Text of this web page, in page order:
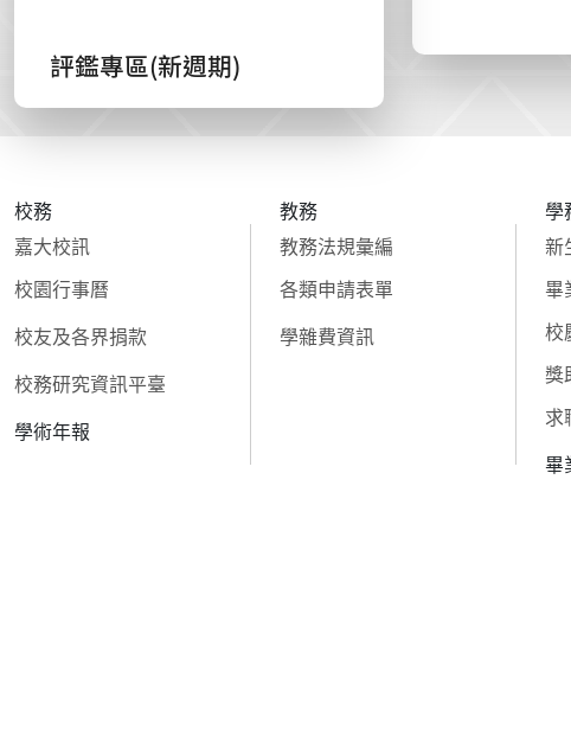
評鑑專區(新週期)
校務
嘉大校訊
校園行事曆
校友及各界捐款
校務研究資訊平臺
學術年報
教務
教務法規彙編
各類申請表單
學雜費資訊
學
新
畢
校
獎
求
畢